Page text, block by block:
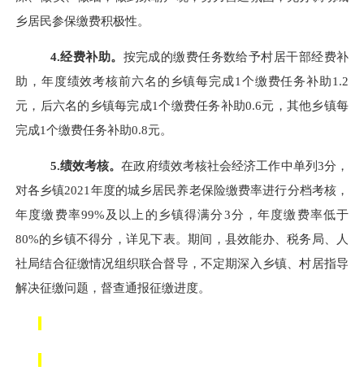
乡居民参保缴费积极性。
4.经费补助。 按完成的缴费任务数给予村居干部经费补
助，年度绩效考核前六名的乡镇每完成1个缴费任务补助1.2
元，后六名的乡镇每完成1个缴费任务补助0.6元，其他乡镇每
完成1个缴费任务补助0.8元。
5.绩效考核。在政府绩效考核社会经济工作中单列 3分，
对各乡镇2021年度的城乡居民养老保险缴费率进行分档考核，
年度缴费率99%及以上的乡镇得满分3分，年度缴费率低于
80%的乡镇不得分，详见下表。期间，县效能办、税务局、人
社局结合征缴情况组织联合督导，不定期深入乡镇、村居指导
解决征缴问题，督查通报征缴进度。